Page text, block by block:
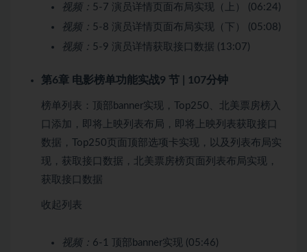
视频： 5-7 演员详情页面布局实现（上） (06:24)
视频： 5-8 演员详情页面布局实现（下） (05:08)
视频： 5-9 演员详情获取接口数据 (13:07)
第6章 电影榜单功能实战9 节 | 107分钟
榜单列表：顶部banner实现，Top250、北美票房榜入
口添加，即将上映列表布局，即将上映列表获取接口
数据，Top250页面顶部选项卡实现，以及列表布局实
现，获取接口数据，北美票房榜页面列表布局实现，
获取接口数据
收起列表
视频： 6-1 顶部banner实现 (05:46)